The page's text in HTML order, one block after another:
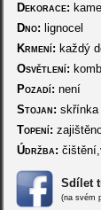
Dekorace:
Dno: lignocel
Krmení: každý
Osvětlení:
Pozadí: není
Stojan: skřínka
Topení:
Údržba:
Sdílet
(na svém